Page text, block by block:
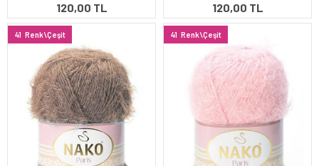
120,00 TL 120,00 TL
41 Renk\Çeşit 41 Renk\Çeşit